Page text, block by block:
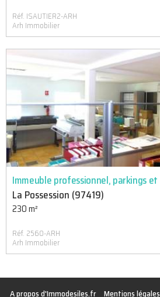
Réf. ISAUTIER2-ARH
Arh Immobilier
La Possession (97419)
230 m²
Réf. 2560-ARH
Arh Immobilier
A propos d'Immodesiles.fr Mentions légales